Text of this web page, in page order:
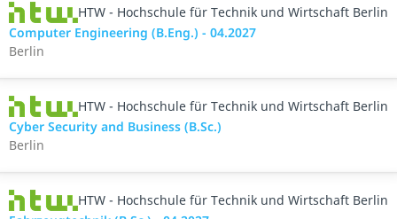
HTW - Hochschule für Technik und Wirtschaft Berlin
Computer Engineering (B.Eng.) - 04.2027
Berlin
HTW - Hochschule für Technik und Wirtschaft Berlin
Cyber Security and Business (B.Sc.)
Berlin
HTW - Hochschule für Technik und Wirtschaft Berlin